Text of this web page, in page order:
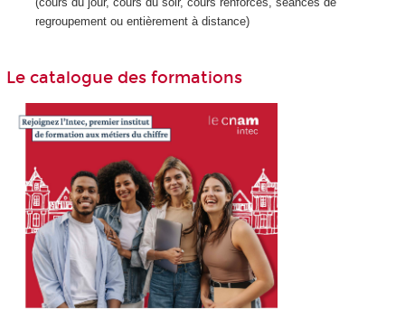
regroupement ou entièrement à distance)
Le catalogue des formations